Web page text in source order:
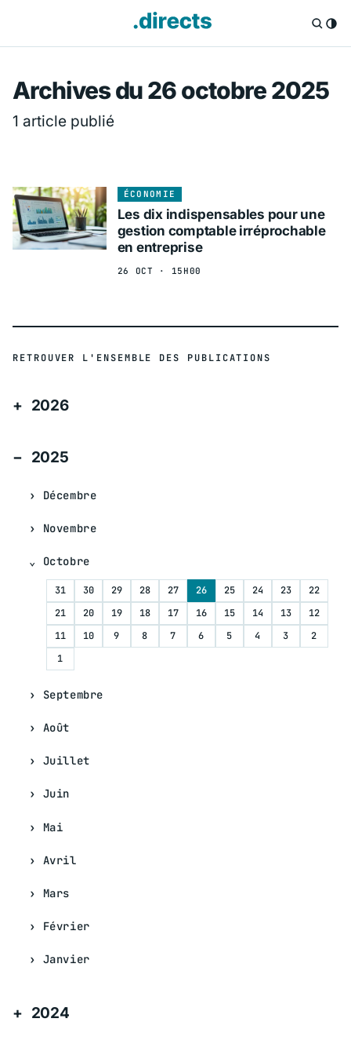
Directs.fr —
Archives du 26 octobre 2025
1 article publié
ÉCONOMIE
Les dix indispensables pour une
gestion comptable irréprochable
en entreprise
26 OCT · 15H00
RETROUVER L'ENSEMBLE DES PUBLICATIONS
2026
2025
Décembre
Novembre
Octobre
31 30 29 28 27 26 25 24 23
22
21
20 19 18 17 16 15 14 13
12
11
10 9 8 7 6 5 4 3
2
1
Septembre
Août
Juillet
Juin
Mai
Avril
Mars
Février
Janvier
2024